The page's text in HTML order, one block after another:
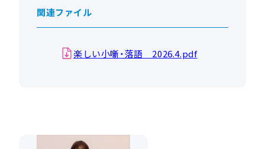
関連ファイル
楽しい小噺・落語 2026.4.pdf